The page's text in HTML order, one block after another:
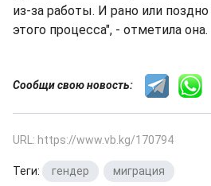
из-за работы. И рано или
этого процесса", - отметила она.
Сообщи свою новость:
URL: https://www.vb.kg/170794
Теги: гендер миграция